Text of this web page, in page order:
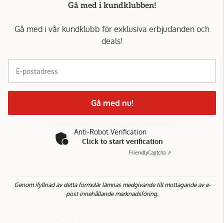
Gå med i kundklubben!
Gå med i vår kundklubb för exklusiva erbjudanden och
deals!
E-postadress
Gå med nu!
Anti-Robot Verification
Click to start verification
FriendlyCaptcha ⇗
Genom ifyllnad av detta formulär lämnas medgivande till mottagande av e-
post innehållande marknadsföring.